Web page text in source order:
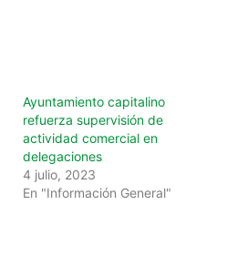
Ayuntamiento capitalino
refuerza supervisión de
actividad comercial en
delegaciones
4 julio, 2023
En "Información General"